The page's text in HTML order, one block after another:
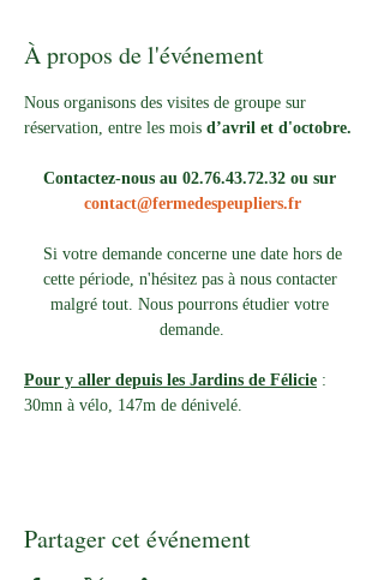
À propos de l'événement
Nous organisons des visites de groupe sur
réservation, entre les mois d’avril et d'octobre.
Contactez-nous au 02.76.43.72.32 ou sur
contact@fermedespeupliers.fr
Si votre demande concerne une date hors de
cette période, n'hésitez pas à nous contacter
malgré tout. Nous pourrons étudier votre
demande.
Pour y aller depuis les Jardins de Félicie :
30mn à vélo, 147m de dénivelé.
Partager cet événement